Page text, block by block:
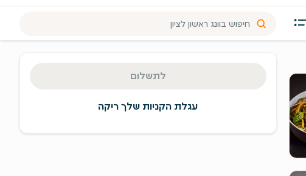
לתשלום
עגלת הקניות שלך ריקה